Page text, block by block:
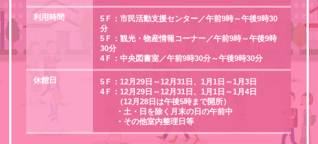
利用時間
5Ｆ：市民活動支援センター／午前9時～午後9時30
分
5Ｆ：観光・物産情報コーナー／午前9時～午後9時
30分
4Ｆ：中央図書室／午前9時30分～午後9時30分
休館日
5Ｆ：12月29日～12月31日、1月1日～1月3日
4Ｆ：12月29日～12月31日、1月1日～1月4日
（12月28日は午後5時まで開所）
・土・日を除く月末の日の午前中
・その他室内整理日等